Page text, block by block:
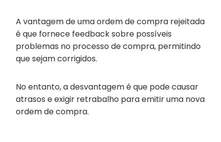
A vantagem de uma ordem de compra rejeitada
é que fornece feedback sobre possíveis
problemas no processo de compra, permitindo
que sejam corrigidos.
No entanto, a desvantagem é que pode causar
atrasos e exigir retrabalho para emitir uma nova
ordem de compra.